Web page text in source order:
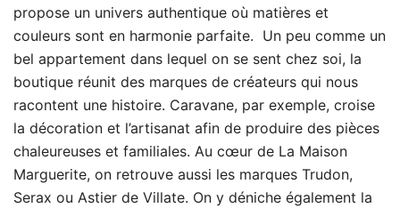
propose un univers authentique où matières et
couleurs sont en harmonie parfaite. Un peu comme un
bel appartement dans lequel on se sent chez soi, la
boutique réunit des marques de créateurs qui nous
racontent une histoire. Caravane, par exemple, croise
la décoration et l’artisanat afin de produire des pièces
chaleureuses et familiales. Au cœur de La Maison
Marguerite, on retrouve aussi les marques Trudon,
Serax ou Astier de Villate. On y déniche également la